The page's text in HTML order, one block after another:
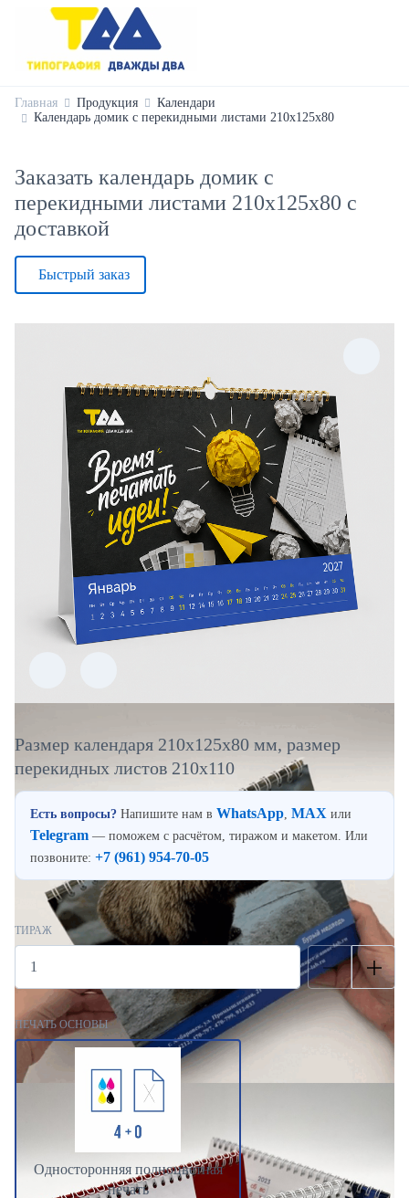
Главная Продукция
Календари
Календарь домик с перекидными листами 210х125х80
Заказать календарь домик с
перекидными листами 210х125х80 с
доставкой
Быстрый заказ
Размер календаря 210х125х80 мм, размер
перекидных листов 210х110
Есть вопросы? Напишите нам в WhatsApp, MAX или
Telegram — поможем с расчётом, тиражом и макетом. Или
позвоните: +7 (961) 954-70-05
ТИРАЖ
ПЕЧАТЬ ОСНОВЫ
Односторонняя полноцветная
печать